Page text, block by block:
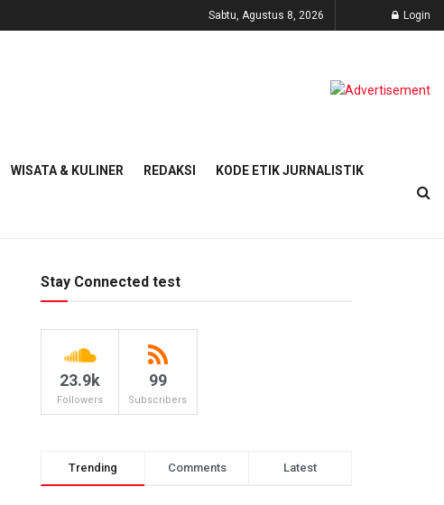
Sabtu, Agustus 8, 2026 Login
WISATA & KULINER REDAKSI KODE ETIK JURNALISTIK
Stay Connected test
23.9k
Followers
99
Subscribers
Trending Comments Latest